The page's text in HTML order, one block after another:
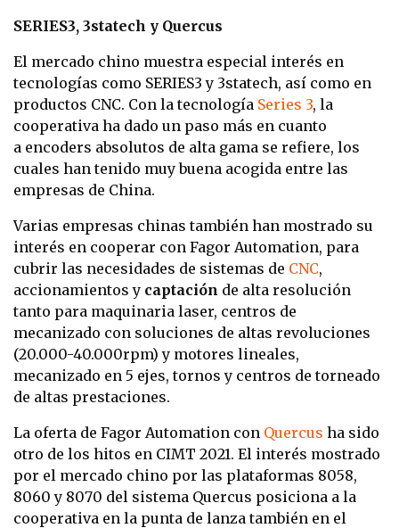
SERIES3, 3statech y Quercus
El mercado chino muestra especial interés en
tecnologías como SERIES3 y 3statech, así como en
productos CNC. Con la tecnología Series 3, la
cooperativa ha dado un paso más en cuanto
a encoders absolutos de alta gama se refiere, los
cuales han tenido muy buena acogida entre las
empresas de China.
Varias empresas chinas también han mostrado su
interés en cooperar con Fagor Automation, para
cubrir las necesidades de sistemas de CNC,
accionamientos y captación de alta resolución
tanto para maquinaria laser, centros de
mecanizado con soluciones de altas revoluciones
(20.000-40.000rpm) y motores lineales,
mecanizado en 5 ejes, tornos y centros de torneado
de altas prestaciones.
La oferta de Fagor Automation con Quercus ha sido
otro de los hitos en CIMT 2021. El interés mostrado
por el mercado chino por las plataformas 8058,
8060 y 8070 del sistema Quercus posiciona a la
cooperativa en la punta de lanza también en el